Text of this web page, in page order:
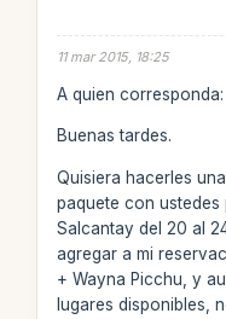
11 mar 2015, 18:25
A quien corresponda:
Buenas tardes.
Quisiera hacerles
paquete con ustedes
Salcantay del 20 al
agregar a mi
+ Wayna Picchu, y
lugares disponibles,